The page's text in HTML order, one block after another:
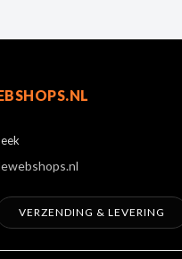
VERZENDING & LEVERING